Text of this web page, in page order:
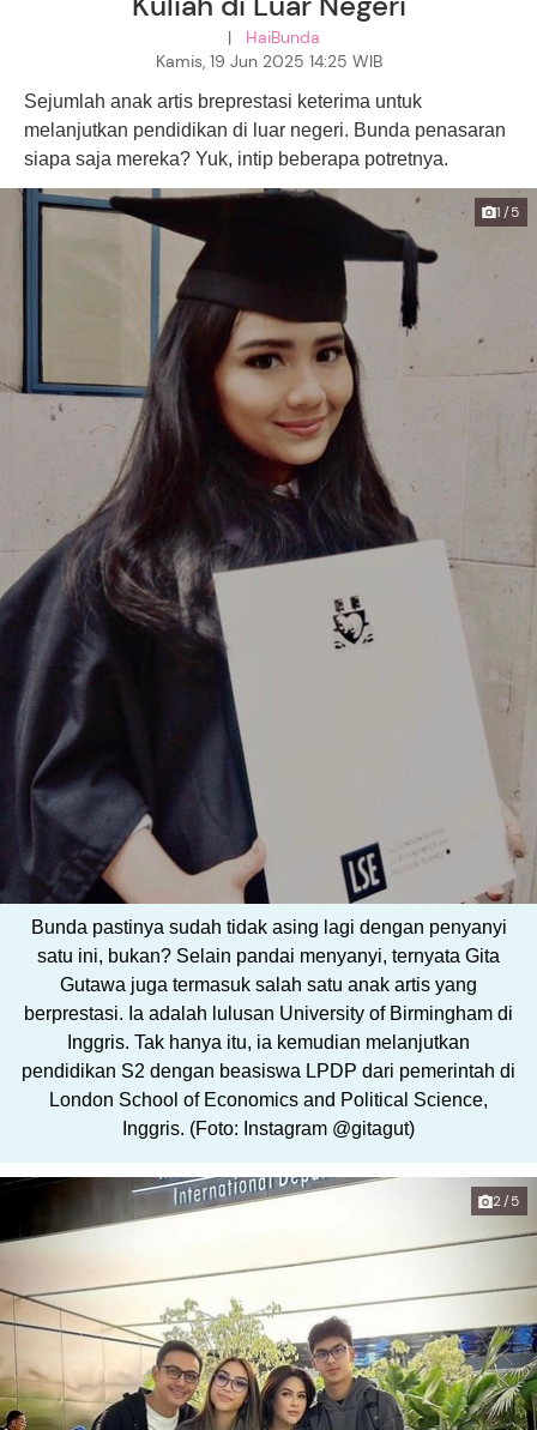
| HaiBunda
Kamis, 19 Jun 2025 14:25 WIB
Sejumlah anak artis breprestasi keterima untuk
melanjutkan pendidikan di luar negeri. Bunda penasaran
siapa saja mereka? Yuk, intip beberapa potretnya.
1/5
Bunda pastinya sudah tidak asing lagi dengan penyanyi
satu ini, bukan? Selain pandai menyanyi, ternyata Gita
Gutawa juga termasuk salah satu anak artis yang
berprestasi. Ia adalah lulusan University of Birmingham di
Inggris. Tak hanya itu, ia kemudian melanjutkan
pendidikan S2 dengan beasiswa LPDP dari pemerintah di
London School of Economics and Political Science,
Inggris. (Foto: Instagram @gitagut)
2/5